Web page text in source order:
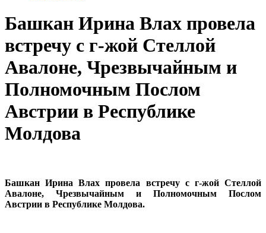
Башкан Ирина Влах провела
встречу с г-жой Стеллой
Авалоне, Чрезвычайным и
Полномочным Послом
Австрии в Республике
Молдова
Башкан Ирина Влах провела встречу с г-жой Стеллой
Авалоне, Чрезвычайным и Полномочным Послом
Австрии в Республике Молдова.